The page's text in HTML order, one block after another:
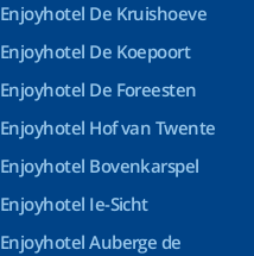
Enjoyhotel De Kruishoeve
Enjoyhotel De Koepoort
Enjoyhotel De Foreesten
Enjoyhotel Hof van Twente
Enjoyhotel Bovenkarspel
Enjoyhotel Ie-Sicht
Enjoyhotel Auberge de